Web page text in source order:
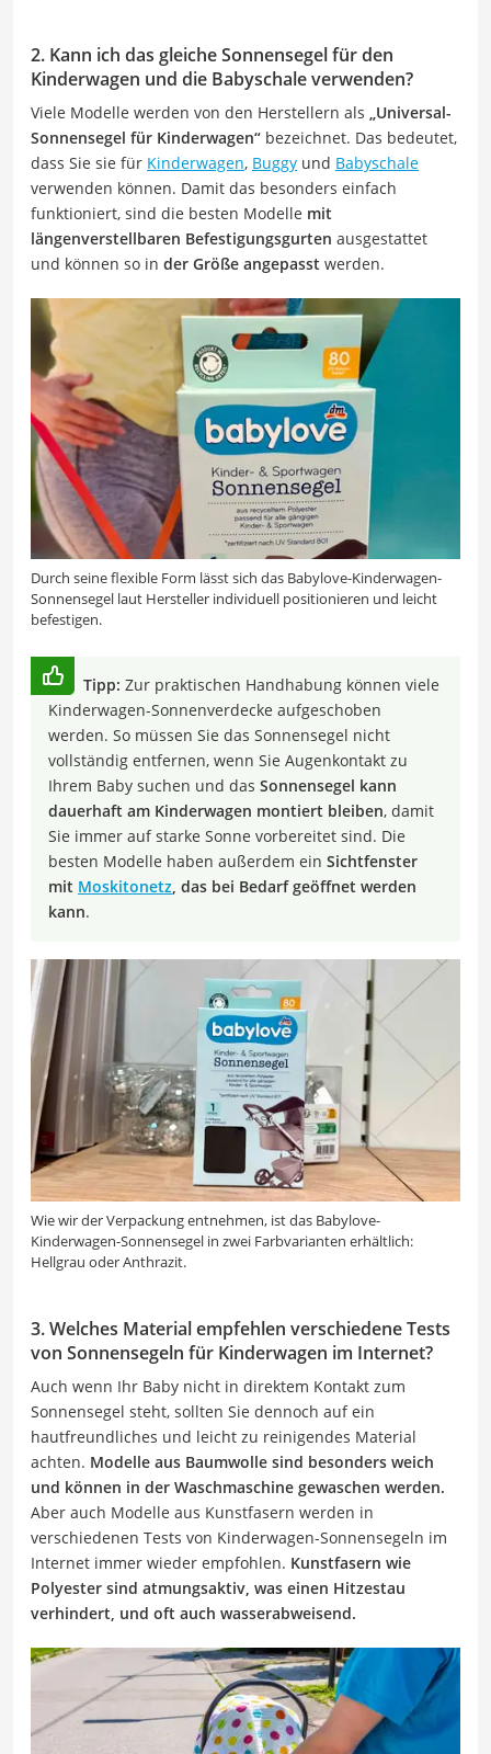
2. Kann ich das gleiche Sonnensegel für den
Kinderwagen und die Babyschale verwenden?
Viele Modelle werden von den Herstellern als „Universal-
Sonnensegel für Kinderwagen“ bezeichnet. Das bedeutet,
dass Sie sie für Kinderwagen, Buggy und Babyschale
verwenden können. Damit das besonders einfach
funktioniert, sind die besten Modelle mit
längenverstellbaren Befestigungsgurten ausgestattet
und können so in der Größe angepasst werden.
Durch seine flexible Form lässt sich das Babylove-Kinderwagen-
Sonnensegel laut Hersteller individuell positionieren und leicht
befestigen.
Tipp: Zur praktischen Handhabung können viele
Kinderwagen-Sonnenverdecke aufgeschoben
werden. So müssen Sie das Sonnensegel nicht
vollständig entfernen, wenn Sie Augenkontakt zu
Ihrem Baby suchen und das Sonnensegel kann
dauerhaft am Kinderwagen montiert bleiben, damit
Sie immer auf starke Sonne vorbereitet sind. Die
besten Modelle haben außerdem ein Sichtfenster
mit Moskitonetz, das bei Bedarf geöffnet werden
kann.
Wie wir der Verpackung entnehmen, ist das Babylove-
Kinderwagen-Sonnensegel in zwei Farbvarianten erhältlich:
Hellgrau oder Anthrazit.
3. Welches Material empfehlen verschiedene Tests
von Sonnensegeln für Kinderwagen im Internet?
Auch wenn Ihr Baby nicht in direktem Kontakt zum
Sonnensegel steht, sollten Sie dennoch auf ein
hautfreundliches und leicht zu reinigendes Material
achten. Modelle aus Baumwolle sind besonders weich
und können in der Waschmaschine gewaschen werden.
Aber auch Modelle aus Kunstfasern werden in
verschiedenen Tests von Kinderwagen-Sonnensegeln im
Internet immer wieder empfohlen. Kunstfasern wie
Polyester sind atmungsaktiv, was einen Hitzestau
verhindert, und oft auch wasserabweisend.